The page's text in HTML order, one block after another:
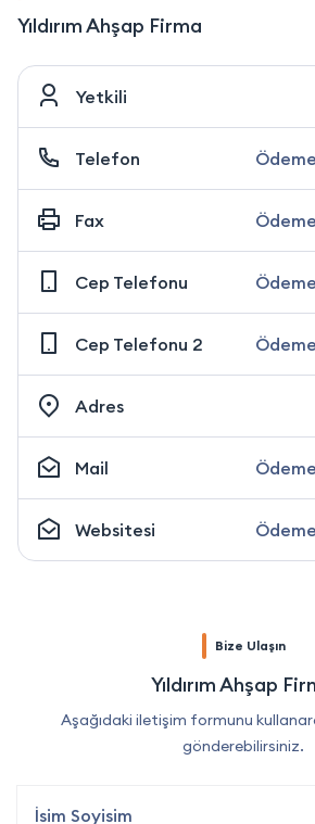
Yıldırım Ahşap Firma
Yetkili
Telefon
Fax
Cep Telefonu
Cep Telefonu 2
Adres
Mail
Websitesi
Bize Ulaşın
Yıldırım Ahşap
Aşağıdaki iletişim formunu
gönderebilirsiniz.